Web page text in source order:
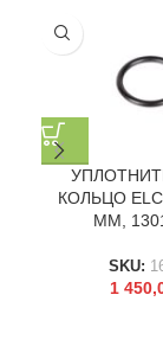
КОЛЬЦО
ММ,
SKU:
1